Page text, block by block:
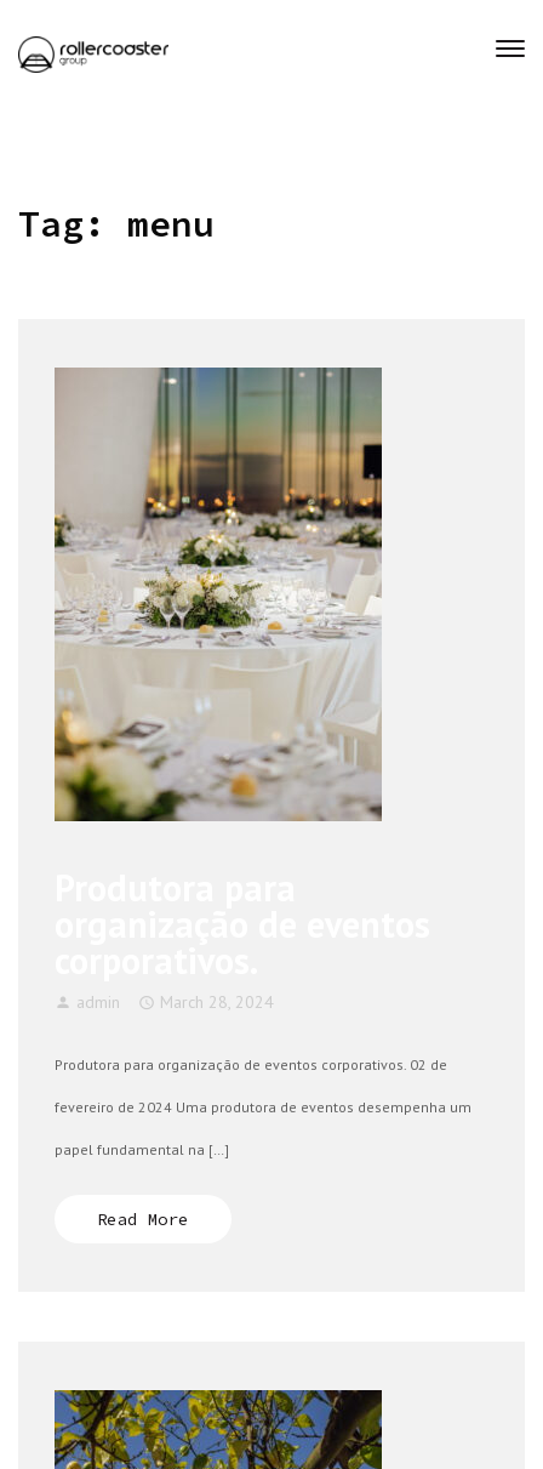
Tag: menu
admin March 28, 2024
Produtora para organização de eventos corporativos. 02 de
fevereiro de 2024 Uma produtora de eventos desempenha um
papel fundamental na […]
Read More